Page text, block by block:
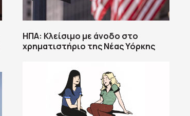
ΗΠΑ: Κλείσιμο με άνοδο στο
χρηματιστήριο της Νέας Υόρκης